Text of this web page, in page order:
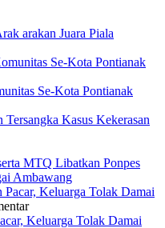
arakan Juara Piala
Se-Kota Pontianak
Kasus Kekerasan
MTQ Libatkan Ponpes
Ambawang
Keluarga Tolak Damai